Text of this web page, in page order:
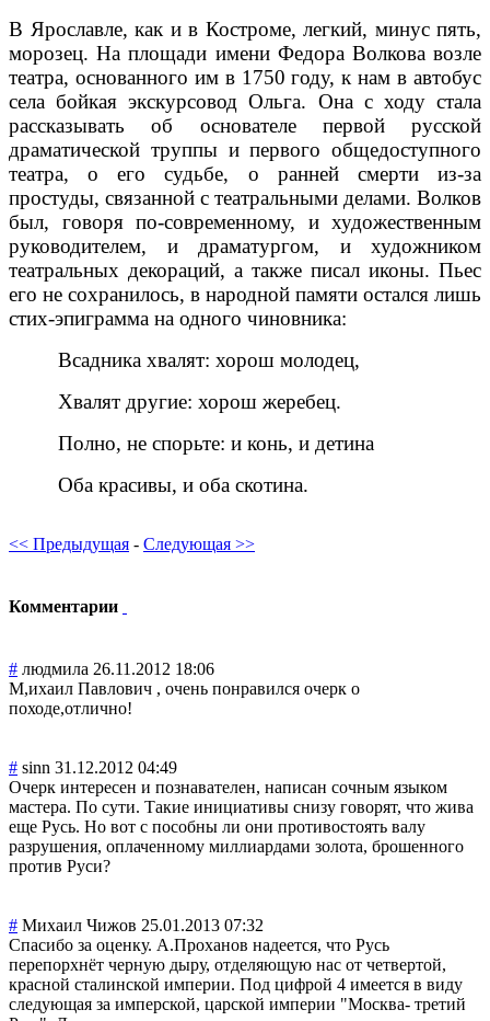
В Ярославле, как и в Костроме, легкий, минус пять,
морозец. На площади имени Федора Волкова возле
театра, основанного им в 1750 году, к нам в автобус
села бойкая экскурсовод Ольга. Она с ходу стала
рассказывать об основателе первой русской
драматической труппы и первого общедоступного
театра, о его судьбе, о ранней смерти из-за
простуды, связанной с театральными делами. Волков
был, говоря по-современному, и художественным
руководителем, и драматургом, и художником
театральных декораций, а также писал иконы. Пьес
его не сохранилось, в народной памяти остался лишь
стих-эпиграмма на одного чиновника:
Всадника хвалят: хорош молодец,
Хвалят другие: хорош жеребец.
Полно, не спорьте: и конь, и детина
Оба красивы, и оба скотина.
<< Предыдущая - Следующая >>
Комментарии
# людмила 26.11.2012 18:06
М,ихаил Павлович , очень понравился очерк о
походе,отлично!
# sinn 31.12.2012 04:49
Очерк интересен и познавателен, написан сочным языком
мастера. По сути. Такие инициативы снизу говорят, что жива
еще Русь. Но вот с пособны ли они противостоять валу
разрушения, оплаченному миллиардами золота, брошенного
против Руси?
# Михаил Чижов 25.01.2013 07:32
Спасибо за оценку. А.Проханов надеется, что Русь
перепорхнёт черную дыру, отделяющую нас от четвертой,
красной сталинской империи. Под цифрой 4 имеется в виду
следующая за имперской, царской империи "Москва- третий